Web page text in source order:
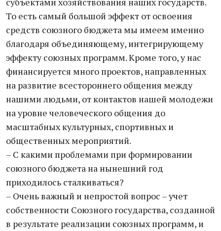
То есть самый большой эффект от освоения
средств союзного бюджета мы имеем именно
благодаря объединяющему, интегрирующему
эффекту союзных программ. Кроме того, у нас
финансируется много проектов, направленных
на развитие всестороннего общения между
нашими людьми, от контактов нашей молодежи
на уровне человеческого общения до
масштабных культурных, спортивных и
общественных мероприятий.
– С какими проблемами при формировании
союзного бюджета на нынешний год
приходилось сталкиваться?
– Очень важный и непростой вопрос – учет
собственности Союзного государства, созданной
в результате реализации союзных программ, и